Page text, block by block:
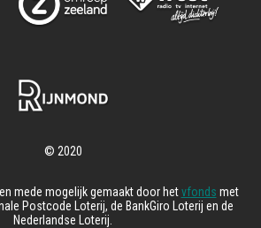
mede mogelijk gemaakt door hetvfonds met
Postcode Loterij, de BankGiro Loterij en de
Nederlandse Loterij.